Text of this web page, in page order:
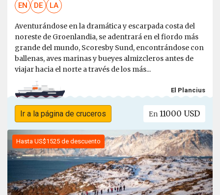
EN DE LA
Aventurándose en la dramática y escarpada costa del
noreste de Groenlandia, se adentrará en el fiordo más
grande del mundo, Scoresby Sund, encontrándose con
ballenas, aves marinas y bueyes almizcleros antes de
viajar hacia el norte a través de los más...
El Plancius
Ir a la página de cruceros En 11000 USD
Hasta US$1525 de descuento